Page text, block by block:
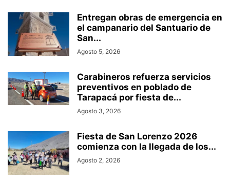
Entregan obras de emergencia en
el campanario del Santuario de
San...
Agosto 5, 2026
Carabineros refuerza servicios
preventivos en poblado de
Tarapacá por fiesta de...
Agosto 3, 2026
Fiesta de San Lorenzo 2026
comienza con la llegada de los...
Agosto 2, 2026